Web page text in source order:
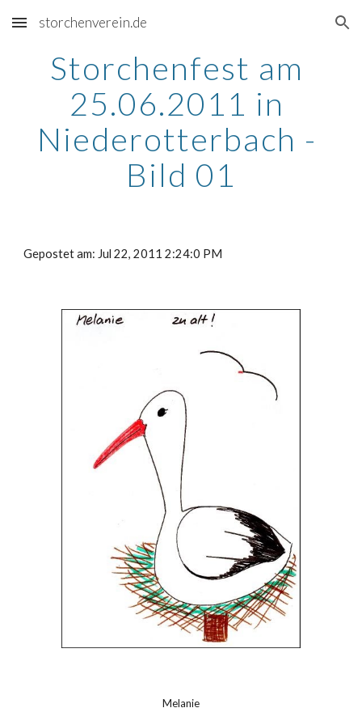
Skip to main content Skip to navigation
storchenverein.de
Storchenfest am
25.06.2011 in
Niederotterbach -
Bild 01
Gepostet am: Jul 22, 2011 2:24:0 PM
Melanie